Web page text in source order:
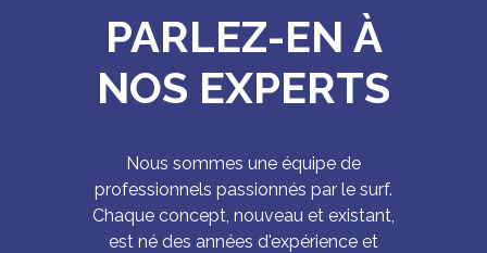
PARLEZ-EN À
NOS EXPERTS
Nous sommes une équipe de
professionnels passionnés par le surf.
Chaque concept, nouveau et existant,
est né des années d'expérience et